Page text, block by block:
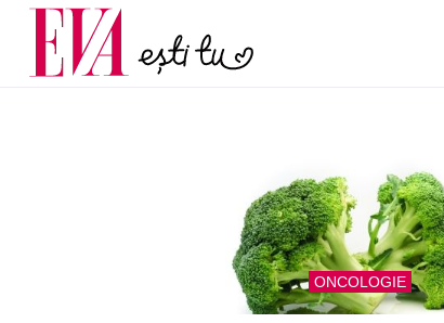
ONCOLOGIE
Carieră
Actualitate